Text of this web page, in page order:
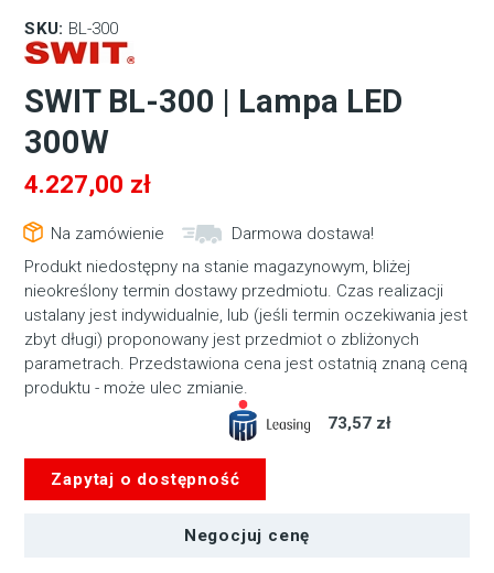
SKU: BL-300
SWIT BL-300 | Lampa LED
300W
4.227,00 zł
Na zamówienie
Darmowa dostawa!
Produkt niedostępny na stanie magazynowym, bliżej
nieokreślony termin dostawy przedmiotu. Czas realizacji
ustalany jest indywidualnie, lub (jeśli termin oczekiwania jest
zbyt długi) proponowany jest przedmiot o zbliżonych
parametrach. Przedstawiona cena jest ostatnią znaną ceną
produktu - może ulec zmianie.
73,57 zł
Zapytaj o dostępność
Negocjuj cenę